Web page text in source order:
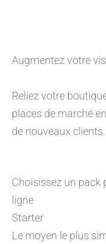
Augmentez votre
Reliez votre
places de marché
de nouveaux clients.
Choisissez un pack
ligne
Starter
Le moyen le plus